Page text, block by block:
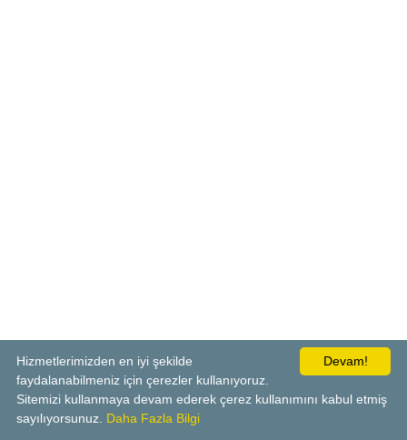
Devam!
Hizmetlerimizden en iyi şekilde
faydalanabilmeniz için çerezler kullanıyoruz.
Sitemizi kullanmaya devam ederek çerez kullanımını kabul etmiş
sayılıyorsunuz. Daha Fazla Bilgi